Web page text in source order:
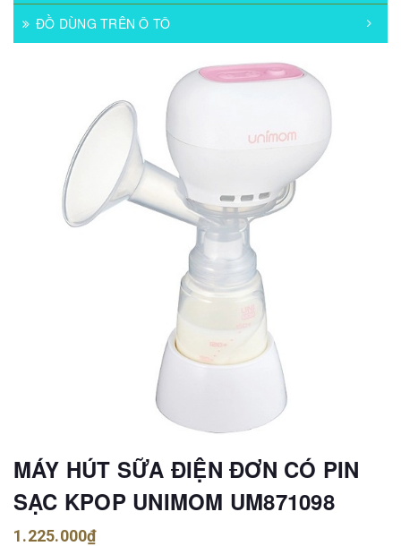
ĐỒ DÙNG TRÊN Ô TÔ
MÁY HÚT SỮA ĐIỆN ĐƠN CÓ PIN
SẠC KPOP UNIMOM UM871098
1.225.000₫